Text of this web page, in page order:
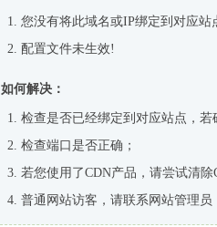
您没有将此域名或IP绑定到对应站
配置文件未生效!
如何解决：
检查是否已经绑定到对应站点，
检查端口是否正确；
若您使用了CDN产品，请尝试清除
普通网站访客，请联系网站管理员